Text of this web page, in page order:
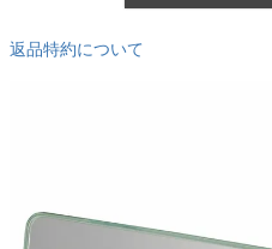
返品特約について